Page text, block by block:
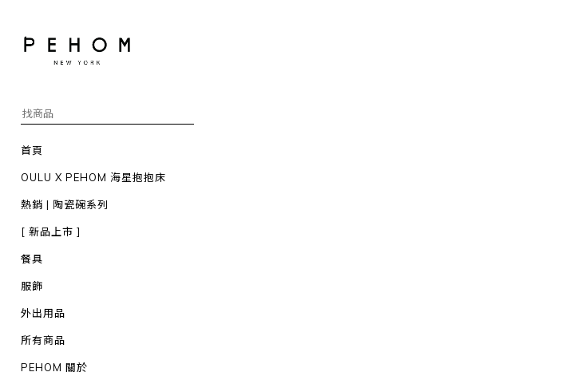
首頁
OULU X PEHOM 海星抱抱床
熱銷 | 陶瓷碗系列
[ 新品上市 ]
餐具
服飾
外出用品
所有商品
PEHOM 關於